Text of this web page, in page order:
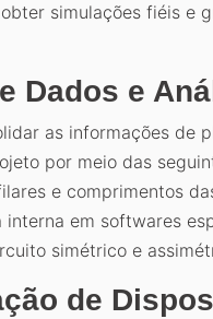
simulações fiéis e
Dados e
as informações de
por meio das
e comprimentos
em softwares
simétrico e
de